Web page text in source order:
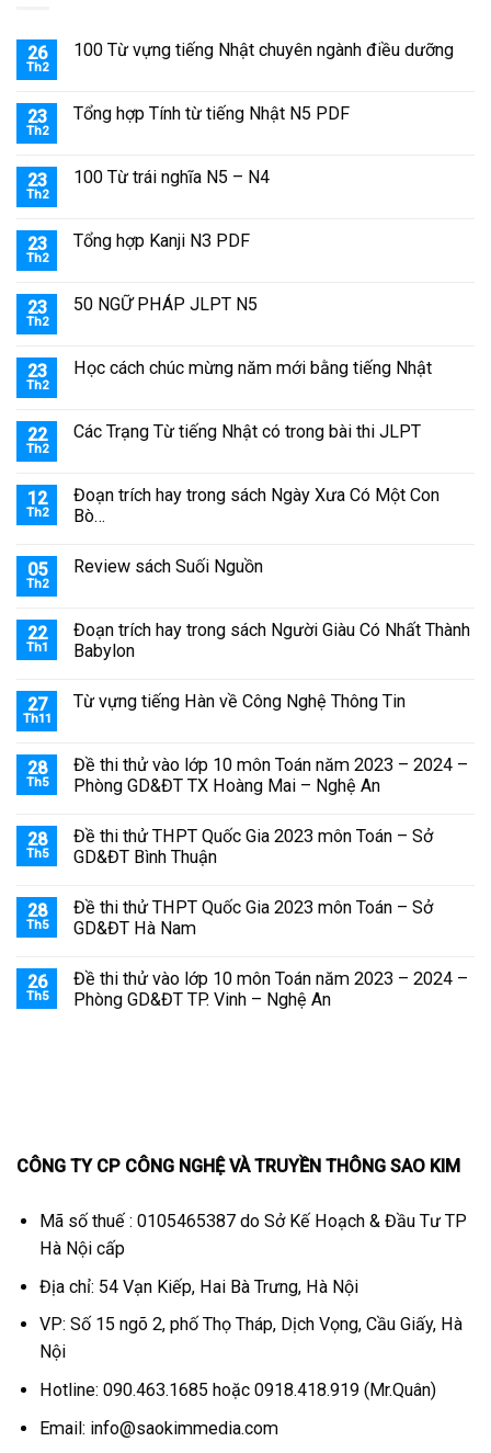
26
Th2
100 Từ vựng tiếng Nhật chuyên ngành điều dưỡng
23
Th2
Tổng hợp Tính từ tiếng Nhật N5 PDF
23
Th2
100 Từ trái nghĩa N5 – N4
23
Th2
Tổng hợp Kanji N3 PDF
23
Th2
50 NGỮ PHÁP JLPT N5
23
Th2
Học cách chúc mừng năm mới bằng tiếng Nhật
22
Th2
Các Trạng Từ tiếng Nhật có trong bài thi JLPT
12
Th2
Đoạn trích hay trong sách Ngày Xưa Có Một Con
Bò…
05
Th2
Review sách Suối Nguồn
22
Th1
Đoạn trích hay trong sách Người Giàu Có Nhất Thành
Babylon
27
Th11
Từ vựng tiếng Hàn về Công Nghệ Thông Tin
28
Th5
Đề thi thử vào lớp 10 môn Toán năm 2023 – 2024 –
Phòng GD&ĐT TX Hoàng Mai – Nghệ An
28
Th5
Đề thi thử THPT Quốc Gia 2023 môn Toán – Sở
GD&ĐT Bình Thuận
28
Th5
Đề thi thử THPT Quốc Gia 2023 môn Toán – Sở
GD&ĐT Hà Nam
26
Th5
Đề thi thử vào lớp 10 môn Toán năm 2023 – 2024 –
Phòng GD&ĐT TP. Vinh – Nghệ An
CÔNG TY CP CÔNG NGHỆ VÀ TRUYỀN THÔNG SAO KIM
Mã số thuế : 0105465387 do Sở Kế Hoạch & Đầu Tư TP
Hà Nội cấp
Địa chỉ: 54 Vạn Kiếp, Hai Bà Trưng, Hà Nội
VP: Số 15 ngõ 2, phố Thọ Tháp, Dịch Vọng, Cầu Giấy, Hà
Nội
Hotline: 090.463.1685 hoặc 0918.418.919 (Mr.Quân)
Email: info@saokimmedia.com